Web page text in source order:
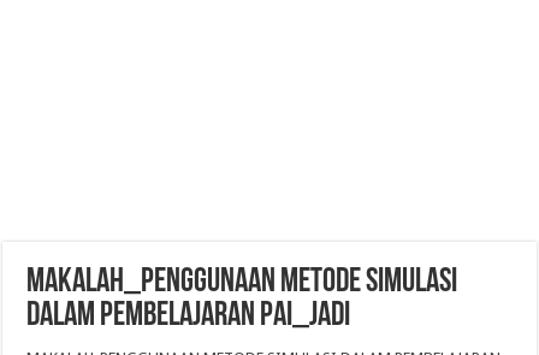
MAKALAH_PENGGUNAAN METODE SIMULASI
DALAM PEMBELAJARAN PAI_jadi